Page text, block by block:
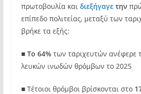
πρωτοβουλία και διεξήγαγετην
επίπεδο πολιτείας, μεταξύ των
βρήκε τα εξής:
■ Το 64% των ταριχευτών ανέφερε
λευκών ινωδών θρόμβων το 2025
■ Τέτοιοι θρόμβοι βρίσκονται στο